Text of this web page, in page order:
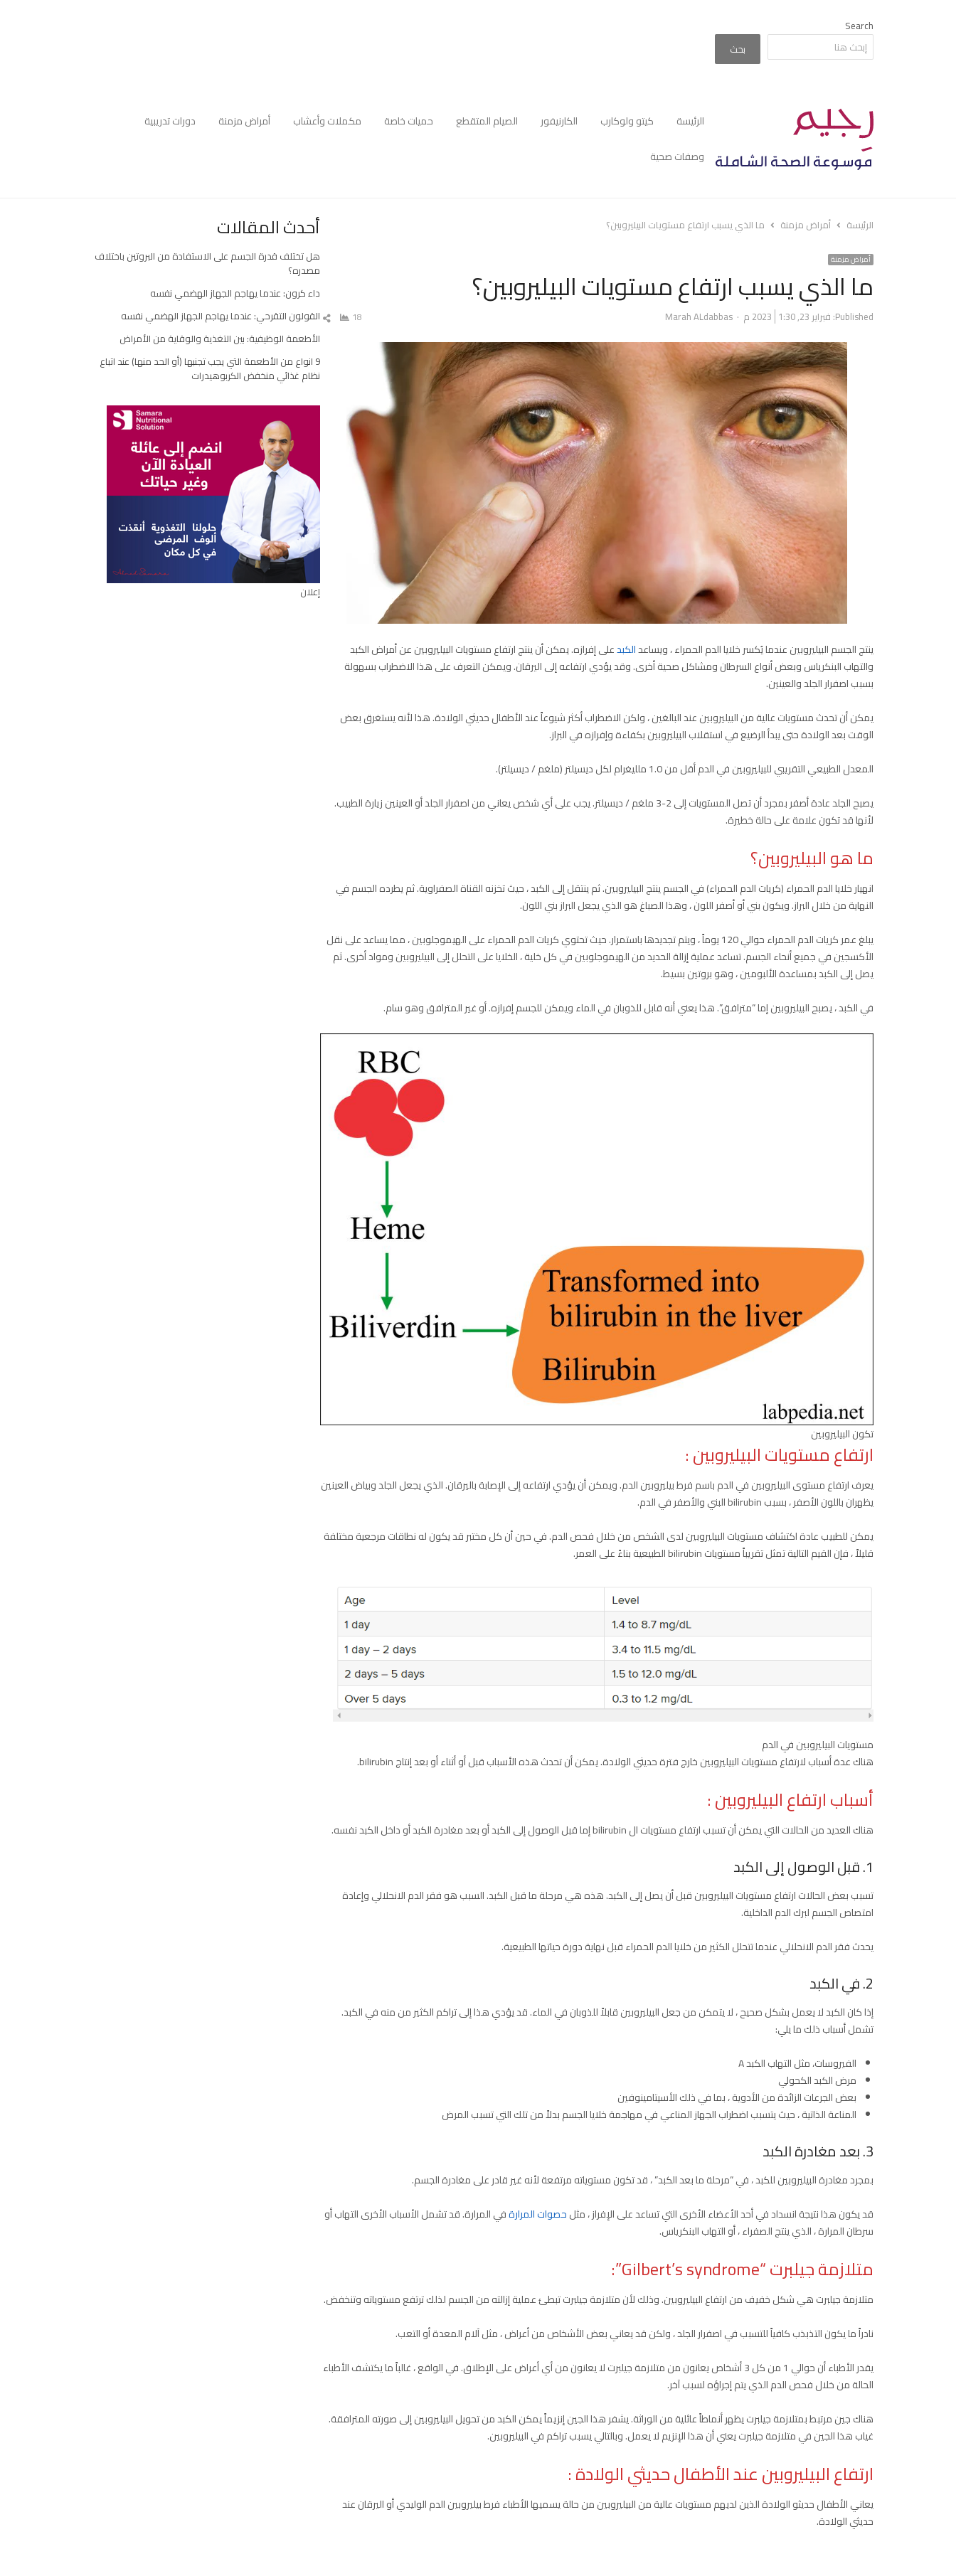
Search
بحث
الرئيسة كيتو ولوكارب الكارنيفور الصيام المتقطع حميات خاصة مكملات وأعشاب أمراض مزمنة
دورات تدريبية
وصفات صحية
الرئيسة أمراض مزمنة ما الذي يسبب ارتفاع مستويات البيليروبين؟
أمراض مزمنة
ما الذي يسبب ارتفاع مستويات البيليروبين؟
Published: فبراير 23, 2023 1:30 م Author
Marah ALdabbas
18
شارك
المقال
ينتج الجسم البيليروبين عندما يُكسر خلايا الدم الحمراء ، ويساعدالكبدعلى إفرازه. يمكن أن ينتج ارتفاع مستويات البيليروبين عن أمراض الكبد
والتهاب البنكرياس وبعض أنواع السرطان ومشاكل صحية أخرى. وقد يؤدي ارتفاعه إلى اليرقان. ويمكن التعرف على هذا الاضطراب بسهولة
بسبب اصفرار الجلد والعينين.
يمكن أن تحدث مستويات عالية من البيليروبين عند البالغين ، ولكن الاضطراب أكثر شيوعاً عند الأطفال حديثي الولادة. هذا لأنه يستغرق بعض
الوقت بعد الولادة حتى يبدأ الرضيع في استقلاب البيليروبين بكفاءة وإفرازه في البراز.
المعدل الطبيعي التقريبي للبيليروبين في الدم أقل من 1.0 ملليغرام لكل ديسيلتر (ملغم / ديسيلتر).
يصبح الجلد عادة أصفر بمجرد أن تصل المستويات إلى 2-3 ملغم / ديسيلتر. يجب على أي شخص يعاني من اصفرار الجلد أو العينين زيارة الطبيب.
لأنها قد تكون علامة على حالة خطيرة.
ما هو البيليروبين؟
انهيار خلايا الدم الحمراء (كريات الدم الحمراء) في الجسم ينتج البيليروبين. ثم ينتقل إلى الكبد ، حيث تخزنه القناة الصفراوية. ثم يطرده الجسم في
النهاية من خلال البراز. ويكون بني أو أصفر اللون ، وهذا الصباغ هو الذي يجعل البراز بني اللون.
يبلغ عمر كريات الدم الحمراء حوالي 120 يوماً ، ويتم تجديدها باستمرار. حيث تحتوي كريات الدم الحمراء على الهيموجلوبين ، مما يساعد على نقل
الأكسجين في جميع أنحاء الجسم. تساعد عملية إزالة الحديد من الهيموجلوبين في كل خلية ، الخلايا على التحلل إلى البيليروبين ومواد أخرى. ثم
يصل إلى الكبد بمساعدة الألبومين ، وهو بروتين بسيط.
في الكبد ، يصبح البيليروبين إما “مترافق”. هذا يعني أنه قابل للذوبان في الماء ويمكن للجسم إفرازه. أو غير المترافق وهو سام.
تكون البيليروبين
ارتفاع مستويات البيليروبين :
يعرف ارتفاع مستوى البيليروبين في الدم باسم فرط بيليروبين الدم. ويمكن أن يؤدي ارتفاعه إلى الإصابة باليرقان. الذي يجعل الجلد وبياض العينين
يظهران باللون الأصفر ، بسبب bilirubin البني والأصفر في الدم.
يمكن للطبيب عادة اكتشاف مستويات البيليروبين لدى الشخص من خلال فحص الدم. في حين أن كل مختبر قد يكون له نطاقات مرجعية مختلفة
قليلاً ، فإن القيم التالية تمثل تقريباً مستويات bilirubin الطبيعية بناءً على العمر.
مستويات البيليروبين في الدم
هناك عدة أسباب لارتفاع مستويات البيليروبين خارج فترة حديثي الولادة. يمكن أن تحدث هذه الأسباب قبل أو أثناء أو بعد إنتاج bilirubin.
أسباب ارتفاع البيليروبين:
هناك العديد من الحالات التي يمكن أن تسبب ارتفاع مستويات ال bilirubin إما قبل الوصول إلى الكبد أو بعد مغادرة الكبد أو داخل الكبد نفسه.
1. قبل الوصول إلى الكبد
تسبب بعض الحالات ارتفاع مستويات البيليروبين قبل أن يصل إلى الكبد. هذه هي مرحلة ما قبل الكبد. السبب هو فقر الدم الانحلالي وإعادة
امتصاص الجسم لبرك الدم الداخلية.
يحدث فقر الدم الانحلالي عندما تتحلل الكثير من خلايا الدم الحمراء قبل نهاية دورة حياتها الطبيعية.
2. في الكبد
إذا كان الكبد لا يعمل بشكل صحيح ، لا يتمكن من جعل البيليروبين قابلاً للذوبان في الماء. قد يؤدي هذا إلى تراكم الكثير من منه في الكبد.
تشمل أسباب ذلك ما يلي:
الفيروسات، مثل التهاب الكبد A
مرض الكبد الكحولي
بعض الجرعات الزائدة من الأدوية ، بما في ذلك الأسيتامينوفين
المناعة الذاتية ، حيث يتسبب اضطراب الجهاز المناعي في مهاجمة خلايا الجسم بدلاً من تلك التي تسبب المرض
3. بعد مغادرة الكبد
بمجرد مغادرة البيليروبين للكبد ، في “مرحلة ما بعد الكبد” ، قد تكون مستوياته مرتفعة لأنه غير قادر على مغادرة الجسم.
قد يكون هذا نتيجة انسداد في أحد الأعضاء الأخرى التي تساعد على الإفراز ، مثلحصوات المرارةفي المرارة. قد تشمل الأسباب الأخرى التهاب أو
سرطان المرارة ، الذي ينتج الصفراء ، أو التهاب البنكرياس.
متلازمة جيلبرت“Gilbert’s syndrome”:
متلازمة جيلبرت هي شكل خفيف من ارتفاع البيليروبين. وذلك لأن متلازمة جيلبرت تبطئ عملية إزالته من الجسم لذلك ترتفع مستوياته وتنخفض.
نادراً ما يكون التذبذب كافياً للتسبب في اصفرار الجلد ، ولكن قد يعاني بعض الأشخاص من أعراض ، مثل آلام المعدة أو التعب.
يقدر الأطباء أن حوالي 1 من كل 3 أشخاص يعانون من متلازمة جيلبرت لا يعانون من أي أعراض على الإطلاق. في الواقع ، غالباً ما يكتشف الأطباء
الحالة من خلال فحص الدم الذي يتم إجراؤه لسبب آخر.
هناك جين مرتبط بمتلازمة جيلبرت يظهر أنماطاً عائلية من الوراثة. يشفر هذا الجين إنزيماً يمكن الكبد من تحويل البيليروبين إلى صورته المترافقة.
غياب هذا الجين في متلازمة جيلبرت يعني أن هذا الإنزيم لا يعمل. وبالتالي يسبب تراكم في البيليروبين.
ارتفاع البيليروبين عند الأطفال حديثي الولادة:
يعاني الأطفال حديثو الولادة الذين لديهم مستويات عالية من البيليروبين من حالة يسميها الأطباء فرط بيليروبين الدم الوليدي أو اليرقان عند
حديثي الولادة.
أحدث المقالات
هل تختلف قدرة الجسم على الاستفادة من البروتين باختلاف
مصدره؟
داء كرون: عندما يهاجم الجهاز الهضمي نفسه
القولون التقرحي: عندما يهاجم الجهاز الهضمي نفسه
الأطعمة الوظيفية: بين التغذية والوقاية من الأمراض
9 انواع من الأطعمة التي يجب تجنبها (أو الحد منها) عند اتباع
نظام غذائي منخفض الكربوهيدرات
إعلان